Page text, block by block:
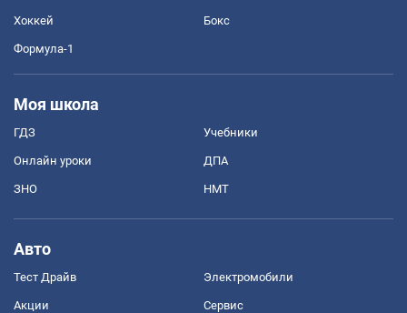
Хоккей Бокс
Формула-1
Моя школа
ГДЗ Учебники
Онлайн уроки ДПА
ЗНО НМТ
Авто
Тест Драйв Электромобили
Акции Сервис